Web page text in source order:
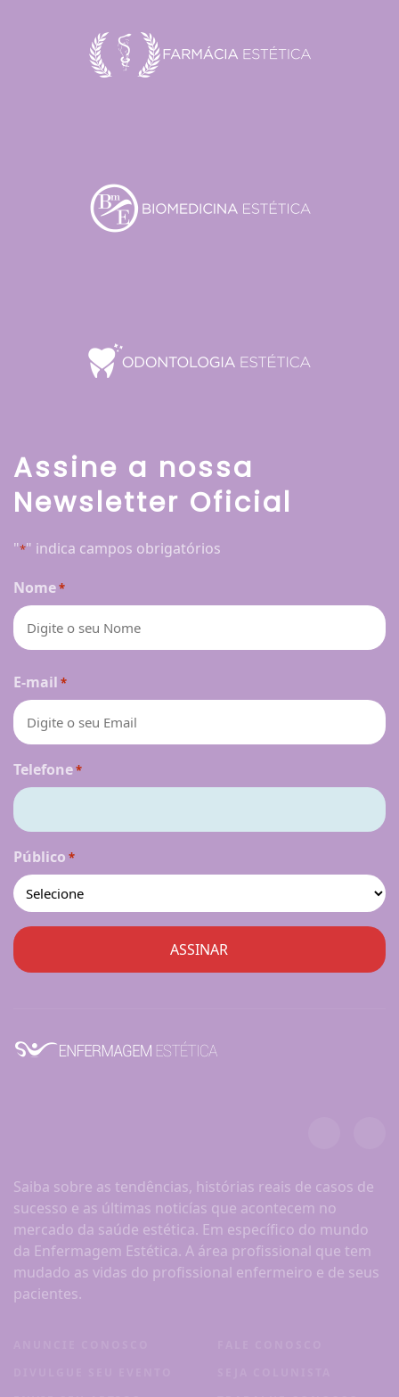
Assine a nossa
Newsletter Oficial
"*" indica campos obrigatórios
Nome*
E-mail *
Telefone*
Público *
Saiba sobre as tendências, histórias reais de casos de
sucesso e as últimas noticías que acontecem no
mercado da saúde estética. Em específico do mundo
da Enfermagem Estética. A área profissional que tem
mudado as vidas do profissional enfermeiro e de seus
pacientes.